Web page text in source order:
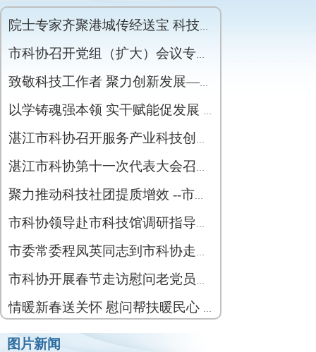
院士专家齐聚港城传经送宝 科技赋能湛江现代农业高质量发展
市科协召开党组（扩大）会议专题传达学习国家科学技术奖励大会、两院院士大会、中国科协十一大精神
致敬科技工作者 聚力创新发展——我市召开科技工作者慰问座谈会
以学铸魂强本领 实干赋能促发展 ——市科协开展党员干部专题党课活动
湛江市科协召开服务产业科技创新专题研讨会
湛江市科协第十一次代表大会召开 锚定科技创新赋能湛江高质量发展
聚力推动科技社团提质增效 --市科协分批次召开主管社会组织工作交流会
市科协领导赴市科技馆调研指导工作
市委常委程凤英同志到市科协走访慰问并指导工作
市科协开展春节走访慰问老党员、老干部活动
情暖新春送关怀 慰问帮扶暖民心 ——市科协开展春节慰问帮扶群众活动
图片新闻